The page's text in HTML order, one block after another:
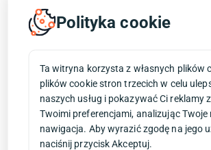
internetowego.
grafika kiedy zmienić sklep
poradniki i testy
prestashop
rozwijanie sklepu internetowego
sklepy
wszystko o prowadzeniu firmy
zmiana
Polityka cookie
Ta witryna korzysta z własnych plików
plików cookie stron trzecich w celu
naszych usług i pokazywać Ci reklamy
Twoimi preferencjami, analizując Twoje
nawigacja. Aby wyrazić zgodę na jego
naciśnij przycisk Akceptuj.